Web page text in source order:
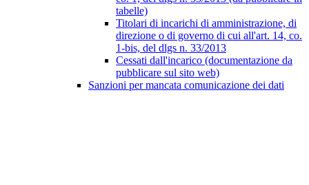
tabelle)
Titolari di incarichi di amministrazione, di
direzione o di governo di cui all'art. 14, co.
1-bis, del dlgs n. 33/2013
Cessati dall'incarico (documentazione da
pubblicare sul sito web)
Sanzioni per mancata comunicazione dei dati